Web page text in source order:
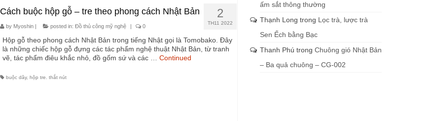
2
TH11 2022
Cách buộc hộp gỗ – tre theo phong cách Nhật Bản
by Myoshin| posted in: Đồ thủ công mỹ nghệ 0
Hộp gỗ theo phong cách Nhật Bản trong tiếng Nhật gọi là Tomobako. Đây
là những chiếc hộp gỗ đựng các tác phẩm nghệ thuật Nhật Bản, từ tranh
vẽ, tác phẩm điêu khắc nhỏ, đồ gốm sứ và các … Continued
buộc dây, hộp tre. thắt nút
ấm sắt thông thường
Thạnh Long trong Lọc trà, lược trà
Sen Ếch bằng Bạc
Thanh Phú trong Chuông gió Nhật Bản
– Ba quả chuông – CG-002